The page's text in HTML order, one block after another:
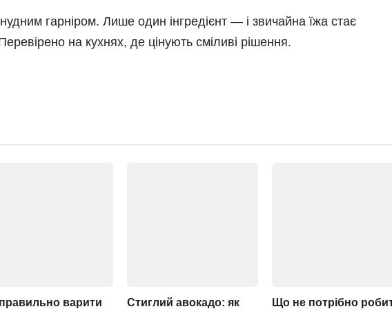
гарніром. Лише один інгредієнт — і звичайна їжа стає
на кухнях, де цінують сміливі рішення.
варити Стиглий авокадо: як Що не потрібно